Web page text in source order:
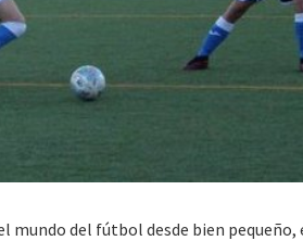
mundo del fútbol desde bien